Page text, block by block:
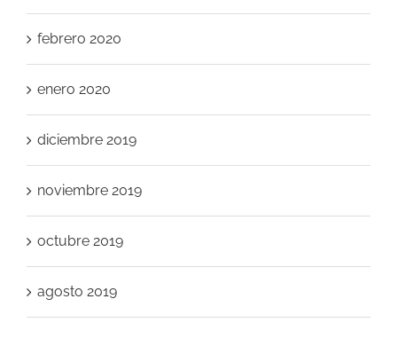
febrero 2020
enero 2020
diciembre 2019
noviembre 2019
octubre 2019
agosto 2019